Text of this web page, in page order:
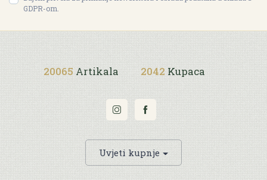
GDPR-om.
20065 Artikala 2042 Kupaca
Uvjeti kupnje